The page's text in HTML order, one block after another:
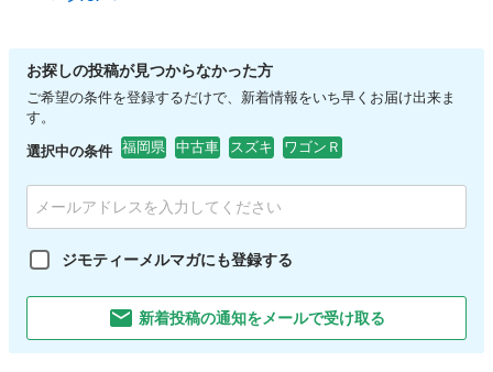
お探しの投稿が見つからなかった方
ご希望の条件を登録するだけで、新着情報をいち早くお届け出来ま
す。
選択中の条件 福岡県 中古車 スズキ ワゴンＲ
ジモティーメルマガにも登録する
新着投稿の通知をメールで受け取る